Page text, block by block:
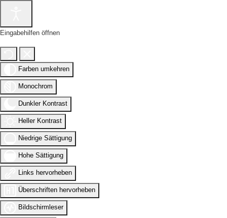
Eingabehilfen öffnen
Farben umkehren
Monochrom
Dunkler Kontrast
Heller Kontrast
Niedrige Sättigung
Hohe Sättigung
Links hervorheben
Überschriften hervorheben
Bildschirmleser